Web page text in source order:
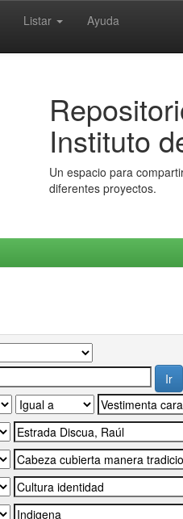
Listar Ayuda
Instituto
Un espacio para
diferentes proyectos.